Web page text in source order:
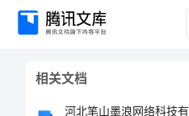
全
相关文档